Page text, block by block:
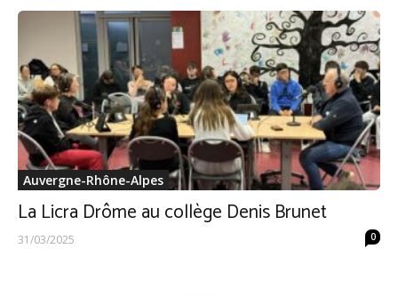
Auvergne-Rhône-Alpes
La Licra Drôme au collège Denis Brunet
31/03/2025 0